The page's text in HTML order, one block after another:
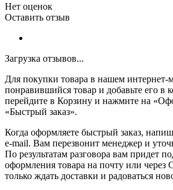
Нет оценок
Оставить отзыв
Загрузка отзывов...
Для покупки товара в нашем интернет-
понравившийся товар и добавьте его в
перейдите в Корзину и нажмите на
«Быстрый заказ».
Когда оформляете быстрый заказ,
e-mail. Вам перезвонит менеджер и
По результатам разговора вам придет
оформления товара на почту или через
только ждать доставки и радоваться